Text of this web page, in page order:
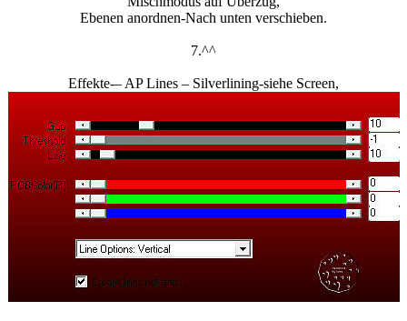
Ebenen anordnen-Nach unten verschieben.
7.^^
Effekte-– AP Lines – Silverlining-siehe Screen,